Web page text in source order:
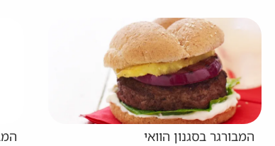
המבורגר סלמון